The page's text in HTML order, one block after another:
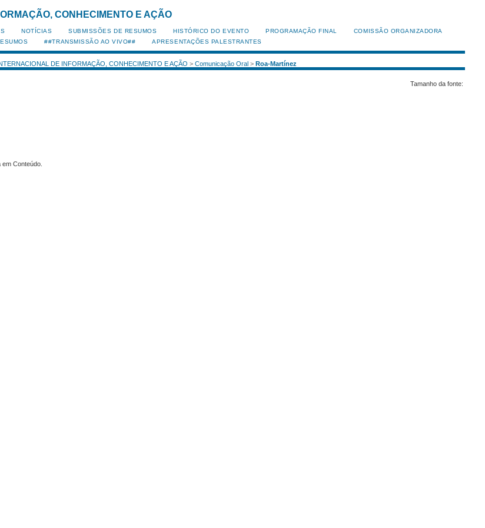
CONHECIMENTO E AÇÃO
NOTÍCIAS SUBMISSÕES DE RESUMOS HISTÓRICO DO EVENTO PROGRAMAÇÃO FINAL
COMISSÃO ORGANIZADORA
##TRANSMISSÃO AO VIVO## APRESENTAÇÕES PALESTRANTES
DE INFORMAÇÃO, CONHECIMENTO E AÇÃO > Comunicação Oral> Roa-Martínez
Tamanho da fonte:
Conteúdo.